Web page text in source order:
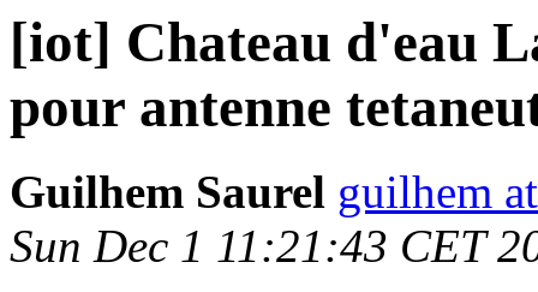
[iot] Chateau d'eau
pour antenne
Guilhem Saurel guilhem
Sun Dec 1 11:21:43 CET